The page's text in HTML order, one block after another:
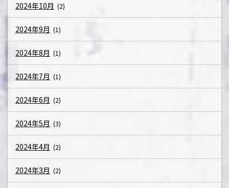
2024年10月 (2)
2024年9月 (1)
2024年8月 (1)
2024年7月 (1)
2024年6月 (2)
2024年5月 (3)
2024年4月 (2)
2024年3月 (2)